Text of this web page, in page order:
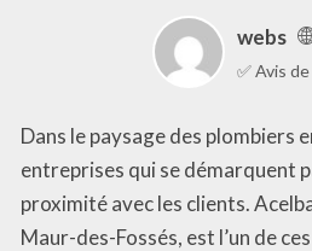
webs
✅ Avis
Dans le paysage des plombiers
entreprises qui se démarquent
proximité avec les clients.
Maur-des-Fossés, est l’un de